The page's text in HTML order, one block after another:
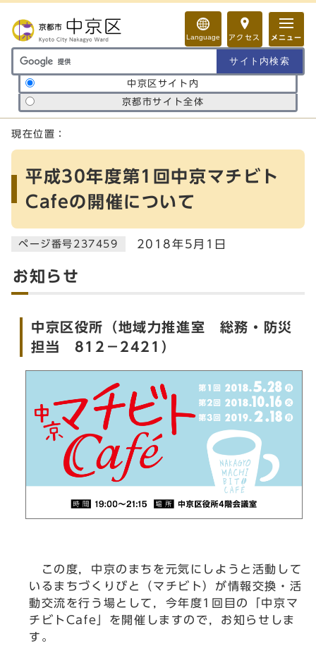
Language アクセス メニュー
サイト内検索の範囲
中京区サイト内
京都市サイト全体
ここから本文です
現在位置：
平成30年度第1回中京マチビト
Cafeの開催について
ページ番号237459 2018年5月1日
お知らせ
中京区役所（地域力推進室 総務・防災
担当 812－2421）
この度，中京のまちを元気にしようと活動して
いるまちづくりびと（マチビト）が情報交換・活
動交流を行う場として，今年度1回目の「中京マ
チビトCafe」を開催しますので，お知らせしま
す。